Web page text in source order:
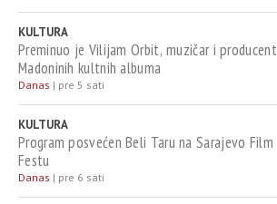
KULTURA
Preminuo je Vilijam Orbit, muzičar i producent
Madoninih kultnih albuma
Danas | pre 5 sati
KULTURA
Program posvećen Beli Taru na Sarajevo Film
Festu
Danas | pre 6 sati